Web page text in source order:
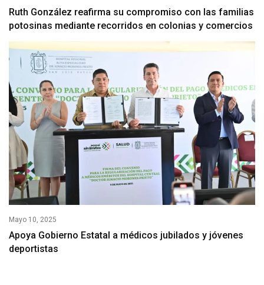
Ruth González reafirma su compromiso con las familias
potosinas mediante recorridos en colonias y comercios
Mayo 10, 2025
Apoya Gobierno Estatal a médicos jubilados y jóvenes
deportistas